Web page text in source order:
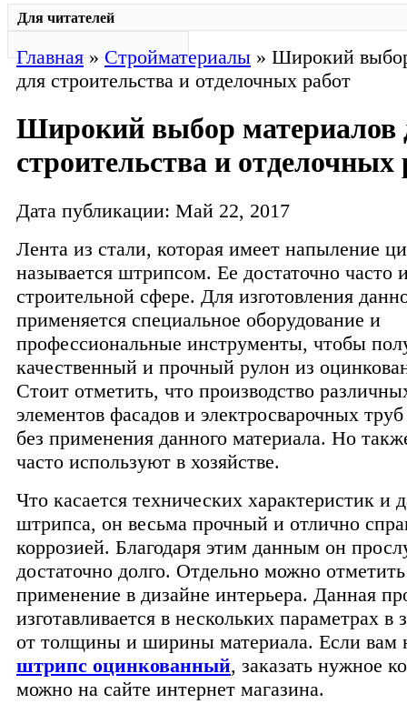
Для читателей
Главная»Стройматериалы » Широкий
для строительства и отделочных работ
Широкий выбор материалов
строительства и отделочных
Дата публикации: Май 22, 2017
Лента из стали, которая имеет напыление
называется штрипсом. Ее достаточно часто
строительной сфере. Для изготовления
применяется специальное оборудование и
профессиональные инструменты, чтобы
качественный и прочный рулон из
Стоит отметить, что производство
элементов фасадов и электросварочных
без применения данного материала. Но
часто используют в хозяйстве.
Что касается технических характеристик и
штрипса, он весьма прочный и отлично
коррозией. Благодаря этим данным он
достаточно долго. Отдельно можно
применение в дизайне интерьера. Данная
изготавливается в нескольких параметрах в
от толщины и ширины материала. Если вам
штрипс оцинкованный, заказать нужное
можно на сайте интернет магазина.